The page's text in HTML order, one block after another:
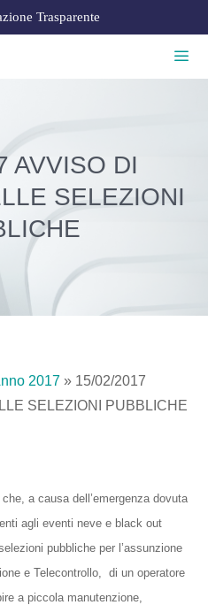
Trasparente
AVVISO DI
SELEZIONI
2017 » 15/02/2017
SELEZIONI PUBBLICHE
a causa dell’emergenza dovuta
agli eventi neve e black out
pubbliche per l’assunzione
e Telecontrollo, di un operatore
a piccola manutenzione,